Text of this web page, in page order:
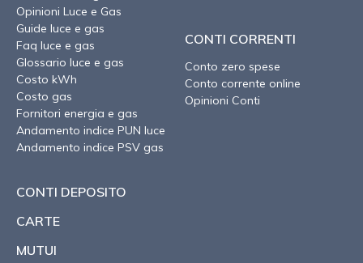
Opinioni Luce e Gas
Guide luce e gas
Faq luce e gas
Glossario luce e gas
Costo kWh
Costo gas
Fornitori energia e gas
Andamento indice PUN luce
Andamento indice PSV gas
CONTI CORRENTI
Conto zero spese
Conto corrente online
Opinioni Conti
CONTI DEPOSITO
CARTE
MUTUI